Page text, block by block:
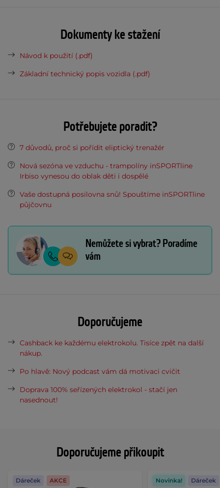
Doporučujeme přikoupit
Dáreček AKCE Novinka! Dáreček
Dokumenty ke stažení
Návod k použití (.pdf)
Základní technický popis vozidla (.pdf)
Potřebujete poradit?
7 důvodů, proč si pořídit eliptický trenažér
Nová sezóna ve vzduchu - trampolíny inSPORTline
Irbiso vynesou do oblak děti i dospělé
Vaše dostupná posilovna snů! Spouštíme inSPORTline
půjčovnu
Nemůžete si vybrat? Poradíme
vám
Doporučujeme
Cashback ke každému elektrokolu. Tisíce zpět na další
nákup.
Po hlavě: Nový podcast vám dá motivaci cvičit
Doprava 100% seřízených elektrokol - stačí jen
nasednout!